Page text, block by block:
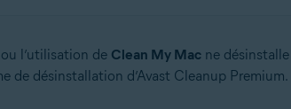
ou l’utilisation de Clean My Macne désinstalle
de désinstallation d’Avast Cleanup Premium.